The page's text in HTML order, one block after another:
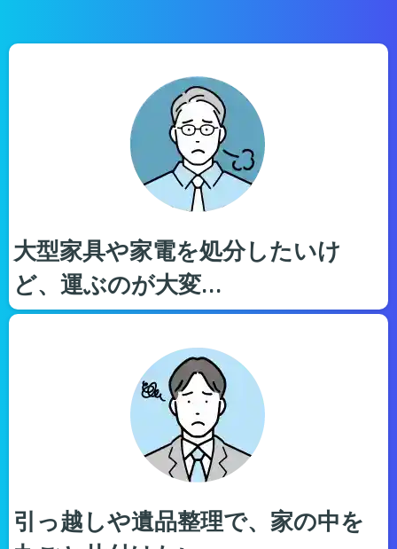
大型家具や家電を処分したいけ
ど、運ぶのが大変…
引っ越しや遺品整理で、家の中を